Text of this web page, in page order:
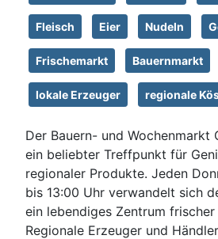
Fleisch Eier Nudeln
Frischemarkt Bauernmarkt
lokale Erzeuger regionale
Der Bauern- und Wochenmarkt
ein beliebter Treffpunkt für
regionaler Produkte. Jeden
bis 13:00 Uhr verwandelt sich
ein lebendiges Zentrum
Regionale Erzeuger und